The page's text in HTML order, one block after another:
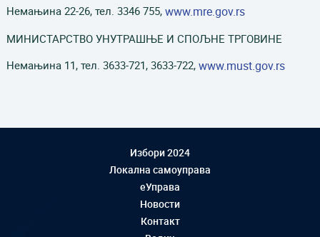
Немањина 22-26, тел. 3346 755, www.mre.gov.rs
МИНИСТАРСТВО УНУТРАШЊЕ И СПОЉНЕ ТРГОВИНЕ
Немањина 11, тел. 3633-721, 3633-722, www.must.gov.rs
Избори 2024
Локална самоуправа
еУправа
Новости
Контакт